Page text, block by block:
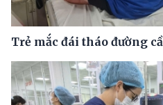
Trẻ mắc đái tháo đường